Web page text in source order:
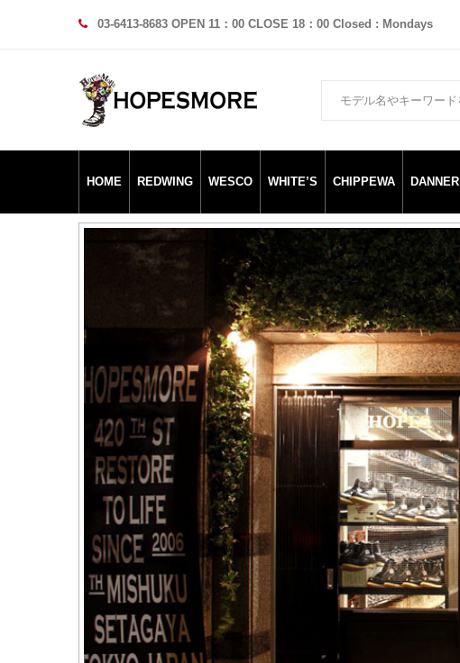
03-6413-8683 OPEN 11：00 CLOSE 18：00 Closed : Mondays
HOME REDWING WESCO WHITE’S CHIPPEWA DANNER